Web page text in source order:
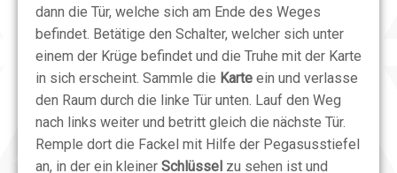
dann die Tür, welche sich am Ende des Weges
befindet. Betätige den Schalter, welcher sich unter
einem der Krüge befindet und die Truhe mit der Karte
in sich erscheint. Sammle die Karte ein und verlasse
den Raum durch die linke Tür unten. Lauf den Weg
nach links weiter und betritt gleich die nächste Tür.
Remple dort die Fackel mit Hilfe der Pegasusstiefel
an, in der ein kleiner Schlüssel zu sehen ist und